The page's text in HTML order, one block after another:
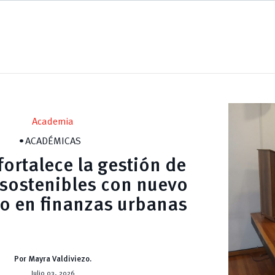
Academia
ACADÉMICAS
la gestión de
con nuevo
en finanzas urbanas
Por Mayra Valdiviezo.